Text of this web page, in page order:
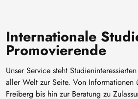
Internationale
Promovierende
Unser Service steht
aller Welt zur Seite. Von Informationen
Freiberg bis hin zur Beratung zu